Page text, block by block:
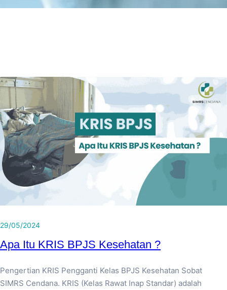
29/05/2024
Apa Itu KRIS BPJS Kesehatan ?
Pengertian KRIS Pengganti Kelas BPJS Kesehatan Sobat
SIMRS Cendana. KRIS (Kelas Rawat Inap Standar) adalah